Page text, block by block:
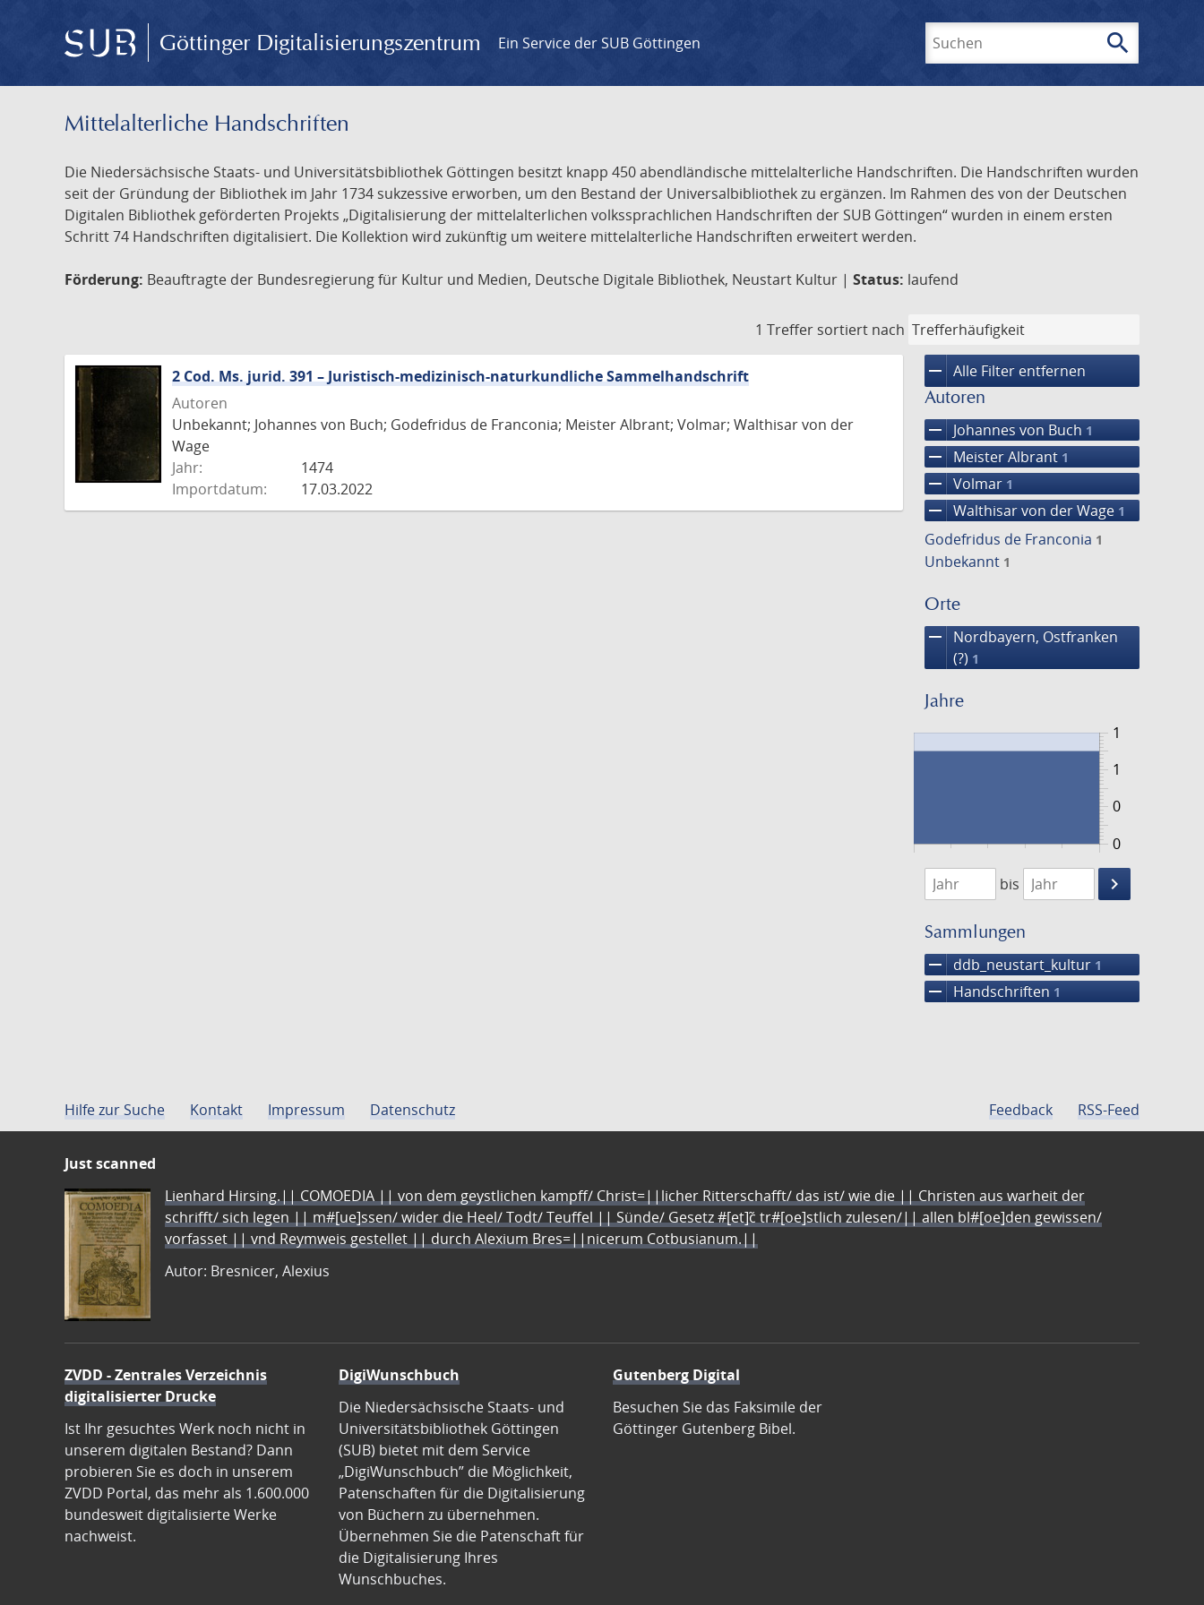
Göttinger Digitalisierungszentrum Ein Service der SUB Göttingen search
Mittelalterliche Handschriften
Die Niedersächsische Staats- und Universitätsbibliothek Göttingen besitzt knapp 450 abendländische mittelalterliche Handschriften. Die Handschriften wurden
seit der Gründung der Bibliothek im Jahr 1734 sukzessive erworben, um den Bestand der Universalbibliothek zu ergänzen. Im Rahmen des von der Deutschen
Digitalen Bibliothek geförderten Projekts „Digitalisierung der mittelalterlichen volkssprachlichen Handschriften der SUB Göttingen“ wurden in einem ersten
Schritt 74 Handschriften digitalisiert. Die Kollektion wird zukünftig um weitere mittelalterliche Handschriften erweitert werden.
Förderung: Beauftragte der Bundesregierung für Kultur und Medien, Deutsche Digitale Bibliothek, Neustart Kultur | Status: laufend
1 Treffer sortiert nach
remove Alle Filter entfernen
Autoren
remove Johannes von Buch 1
remove Meister Albrant 1
remove Volmar 1
remove Walthisar von der Wage 1
Godefridus de Franconia 1
Unbekannt 1
Orte
remove
Nordbayern, Ostfranken
(?) 1
Jahre
0
1
0
1
1474
1475
bis
keyboard_arrow_right
Suche
Sammlungen
remove ddb_neustart_kultur 1
remove Handschriften 1
2 Cod. Ms. jurid. 391 – Juristisch-medizinisch-naturkundliche Sammelhandschrift
Autoren
Unbekannt; Johannes von Buch; Godefridus de Franconia; Meister Albrant; Volmar; Walthisar von der
Wage
Jahr:
1474
Importdatum:
17.03.2022
Hilfe zur Suche Kontakt Impressum Datenschutz Feedback RSS-Feed
Just scanned
Lienhard Hirsing.|| COMOEDIA || von dem geystlichen kampff/ Christ=||licher Ritterschafft/ das ist/ wie die || Christen aus warheit der
schrifft/ sich legen || m#[ue]ssen/ wider die Heel/ Todt/ Teuffel || Sünde/ Gesetz #[et]c̃ tr#[oe]stlich zulesen/|| allen bl#[oe]den gewissen/
vorfasset || vnd Reymweis gestellet || durch Alexium Bres=||nicerum Cotbusianum.||
Autor: Bresnicer, Alexius
ZVDD - Zentrales Verzeichnis
digitalisierter Drucke
Ist Ihr gesuchtes Werk noch nicht in
unserem digitalen Bestand? Dann
probieren Sie es doch in unserem
ZVDD Portal, das mehr als 1.600.000
bundesweit digitalisierte Werke
nachweist.
DigiWunschbuch
Die Niedersächsische Staats- und
Universitätsbibliothek Göttingen
(SUB) bietet mit dem Service
„DigiWunschbuch” die Möglichkeit,
Patenschaften für die Digitalisierung
von Büchern zu übernehmen.
Übernehmen Sie die Patenschaft für
die Digitalisierung Ihres
Wunschbuches.
Gutenberg Digital
Besuchen Sie das Faksimile der
Göttinger Gutenberg Bibel.